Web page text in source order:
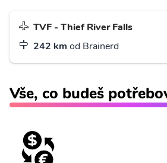
TVF - Thief River Falls
242 km od Brainerd
Vše, co budeš